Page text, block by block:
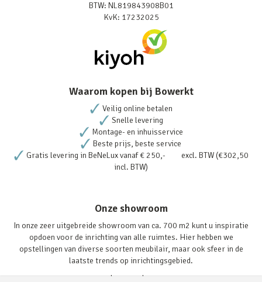
BTW: NL819843908B01
KvK: 17232025
Waarom kopen bij Bowerkt
Veilig online betalen
Snelle levering
Montage- en inhuisservice
Beste prijs, beste service
Gratis levering in BeNeLux vanaf € 250,- excl. BTW (€302,50
incl. BTW)
Onze showroom
In onze zeer uitgebreide showroom van ca. 700 m2 kunt u inspiratie
opdoen voor de inrichting van alle ruimtes. Hier hebben we
opstellingen van diverse soorten meubilair, maar ook sfeer in de
laatste trends op inrichtingsgebied.
Lees verder